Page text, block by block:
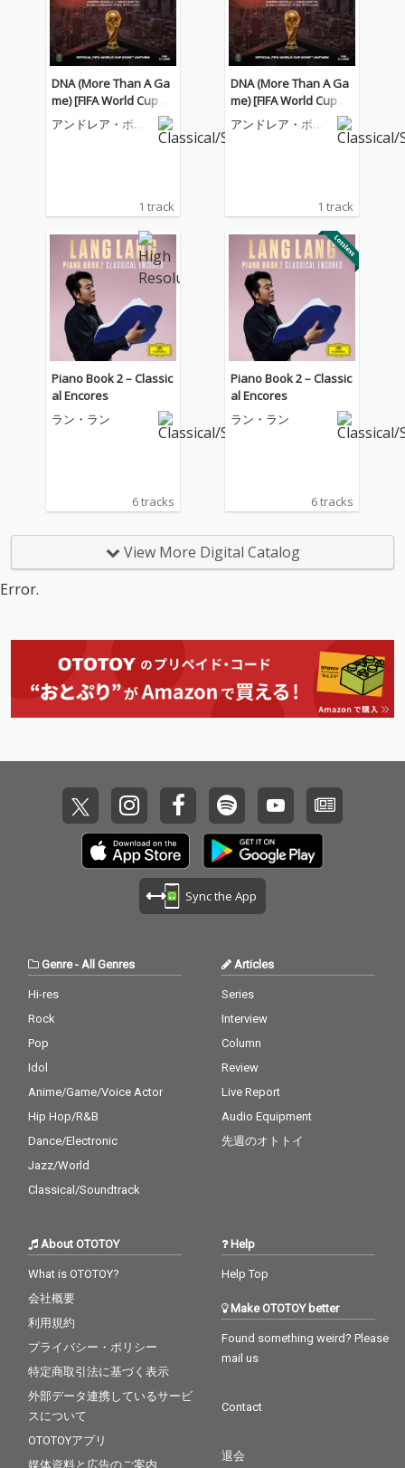
DNA (More Than A Ga
me) [FIFA World Cup 20
26™]
アンドレア・ボチ
1 track
DNA (More Than A Ga
me) [FIFA World Cup 20
26™]
アンドレア・ボチ
1 track
Piano Book 2 – Classic
al Encores
ラン・ラン
6 tracks
Piano Book 2 – Classic
al Encores
ラン・ラン
6 tracks
View More Digital Catalog
Error.
Sync the App
Genre-All Genres
Hi-res
Rock
Pop
Idol
Anime/Game/Voice Actor
Hip Hop/R&B
Dance/Electronic
Jazz/World
Classical/Soundtrack
Articles
Series
Interview
Column
Review
Live Report
Audio Equipment
先週のオトトイ
About OTOTOY
What is OTOTOY?
会社概要
利用規約
プライバシー・ポリシー
特定商取引法に基づく表示
外部データ連携しているサービ
スについて
OTOTOYアプリ
媒体資料と広告のご案内
Help
Help Top
Make OTOTOY better
Found something weird? Please
mail us
Contact
退会